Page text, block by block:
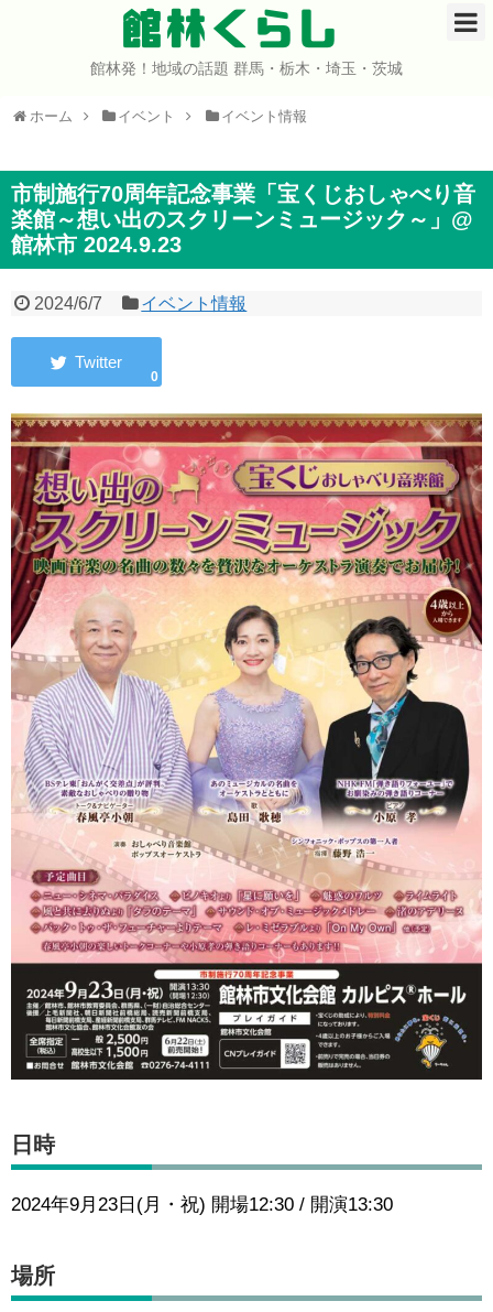
館林くらし
館林発！地域の話題 群馬・栃木・埼玉・茨城
ホーム イベント イベント情報
市制施行70周年記念事業「宝くじおしゃべり音
楽館～想い出のスクリーンミュージック～」@
館林市 2024.9.23
2024/6/7 イベント情報
0
日時
2024年9月23日(月・祝) 開場12:30 / 開演13:30
場所
ホーム
イベント
グルメ
ショップ
まとめ
コミュニティ
宇宙よりも遠い場所